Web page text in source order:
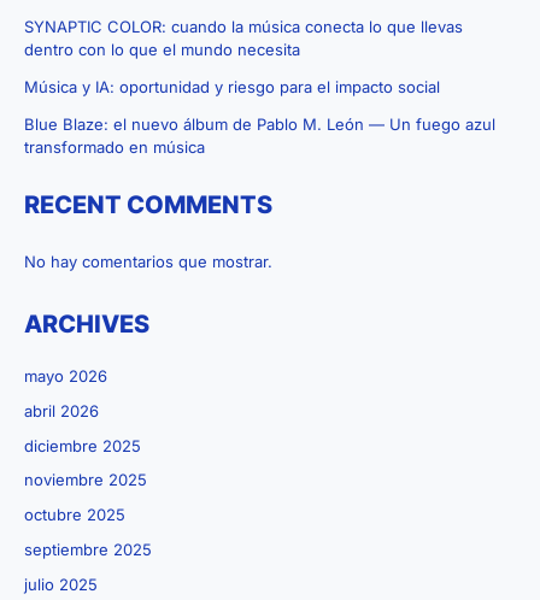
SYNAPTIC COLOR: cuando la música conecta lo que llevas
dentro con lo que el mundo necesita
Música y IA: oportunidad y riesgo para el impacto social
Blue Blaze: el nuevo álbum de Pablo M. León — Un fuego azul
transformado en música
RECENT COMMENTS
No hay comentarios que mostrar.
ARCHIVES
mayo 2026
abril 2026
diciembre 2025
noviembre 2025
octubre 2025
septiembre 2025
julio 2025